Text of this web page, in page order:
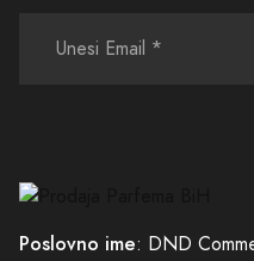
elegancije.
prema ljepoti mirisa sastaje s
uspomena.
Poslovno ime: DND